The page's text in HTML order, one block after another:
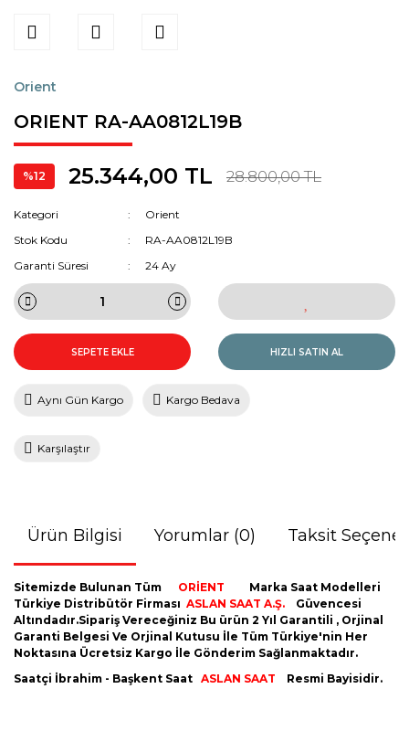
Orient
ORIENT RA-AA0812L19B
%12 25.344,00 TL 28.800,00 TL
Kategori
Orient
Stok Kodu
RA-AA0812L19B
Garanti Süresi
24 Ay
SEPETE EKLE HIZLI SATIN AL
Aynı Gün Kargo Kargo Bedava
Karşılaştır
Ürün Bilgisi Yorumlar (0) Taksit
Sitemizde Bulunan Tüm ORİENT
Marka Saat Modelleri
Türkiye Distribütör Firması ASLAN SAAT A.Ş.
Güvencesi
Altındadır.Sipariş Vereceğiniz Bu ürün 2 Yıl Garantili , Orjinal
Garanti Belgesi Ve Orjinal Kutusu İle Tüm Türkiye'nin Her
Noktasına Ücretsiz Kargo İle Gönderim Sağlanmaktadır.
Saatçi İbrahim - Başkent Saat ASLAN SAAT Resmi Bayisidir.